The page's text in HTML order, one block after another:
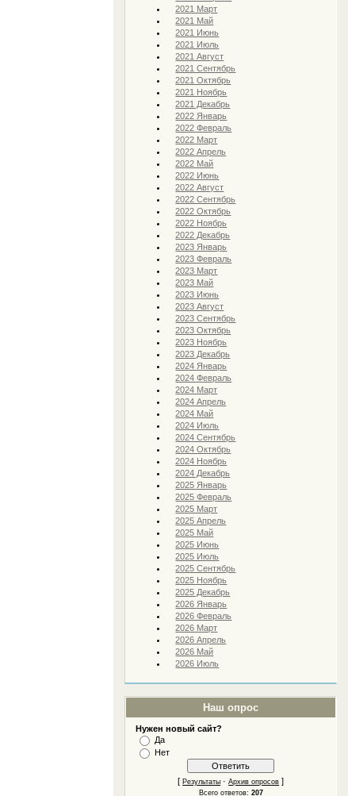
2021 Март
2021 Май
2021 Июнь
2021 Июль
2021 Август
2021 Сентябрь
2021 Октябрь
2021 Ноябрь
2021 Декабрь
2022 Январь
2022 Февраль
2022 Март
2022 Апрель
2022 Май
2022 Июнь
2022 Август
2022 Сентябрь
2022 Октябрь
2022 Ноябрь
2022 Декабрь
2023 Январь
2023 Февраль
2023 Март
2023 Май
2023 Июнь
2023 Август
2023 Сентябрь
2023 Октябрь
2023 Ноябрь
2023 Декабрь
2024 Январь
2024 Февраль
2024 Март
2024 Апрель
2024 Май
2024 Июль
2024 Сентябрь
2024 Октябрь
2024 Ноябрь
2024 Декабрь
2025 Январь
2025 Февраль
2025 Март
2025 Апрель
2025 Май
2025 Июнь
2025 Июль
2025 Сентябрь
2025 Ноябрь
2025 Декабрь
2026 Январь
2026 Февраль
2026 Март
2026 Апрель
2026 Май
2026 Июль
Наш опрос
Нужен новый сайт?
Да
Нет
[Результаты ·Архив опросов ]
Всего ответов: 207